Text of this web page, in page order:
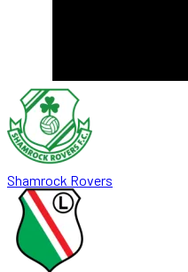
Shamrock Rovers